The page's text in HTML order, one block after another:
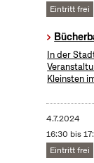
Eintritt frei
In der
Kleinsten
4.7.2024
16:30 bis
Eintritt frei